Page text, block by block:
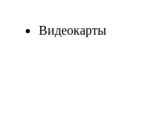
Видеокарты